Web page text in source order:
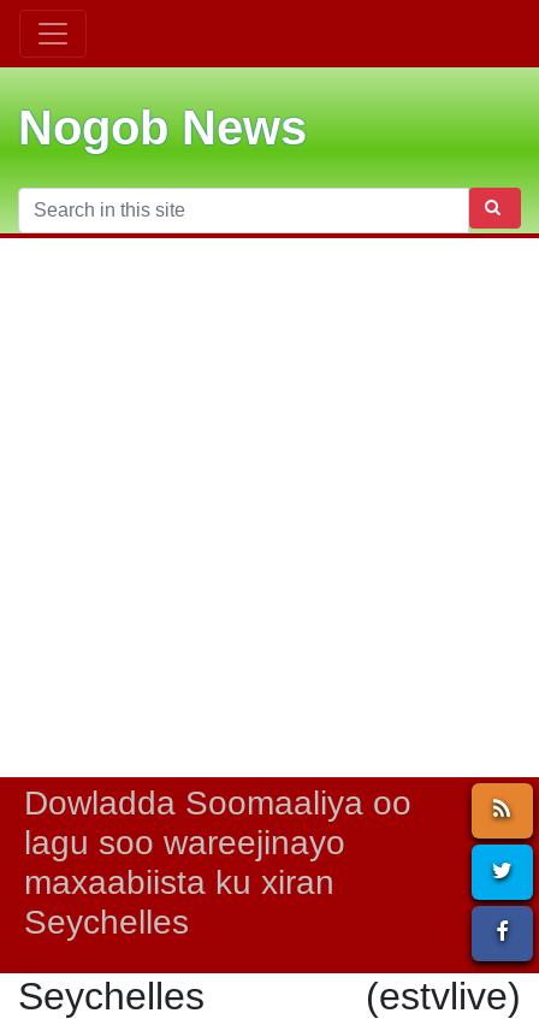
Nogob News
Dowladda Soomaaliya oo
lagu soo wareejinayo
maxaabiista ku xiran
Seychelles
Seychelles (estvlive)